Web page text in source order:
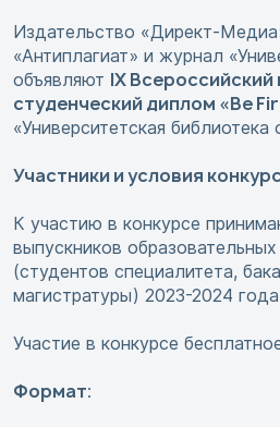
Издательство «Директ-
«Антиплагиат» и журнал
объявляют IXВсероссийский
студенческий диплом «Be
«Университетская библиотека
Участники и условия
К участию в конкурсе
выпускников
(студентов специалитета,
магистратуры) 2023-2024
Участие в конкурсе
Формат: